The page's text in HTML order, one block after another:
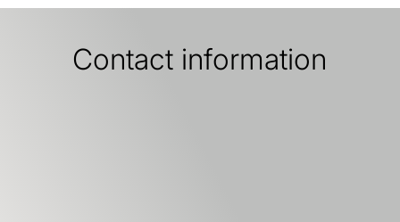
Contact information